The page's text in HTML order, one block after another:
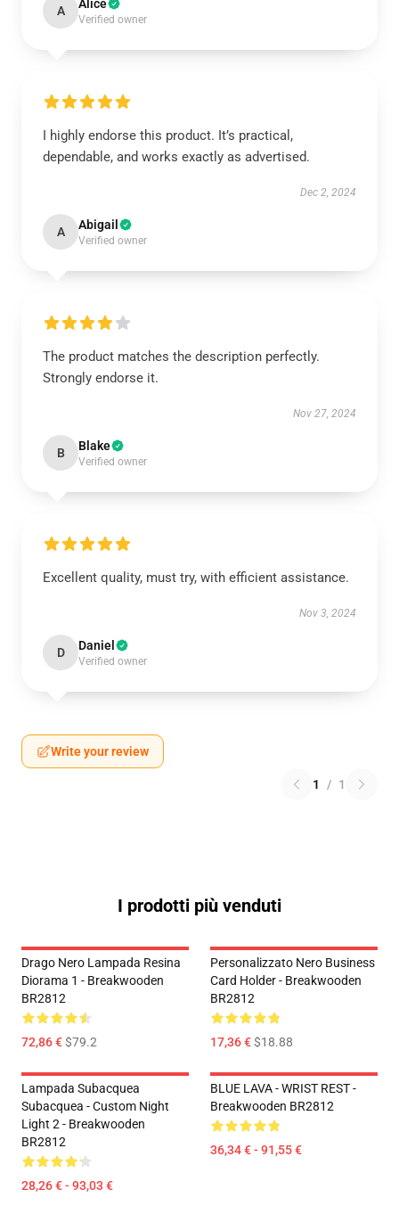
A Alice
Verified owner
I highly endorse this product. It’s practical,
dependable, and works exactly as advertised.
Dec 2, 2024
A Abigail
Verified owner
The product matches the description perfectly.
Strongly endorse it.
Nov 27, 2024
B Blake
Verified owner
Excellent quality, must try, with efficient assistance.
Nov 3, 2024
D Daniel
Verified owner
Write your review
1 / 1
I prodotti più venduti
Drago Nero Lampada Resina
Diorama 1 - Breakwooden
BR2812
72,86 €$79.2
Personalizzato Nero Business
Card Holder - Breakwooden
BR2812
17,36 €$18.88
Lampada Subacquea
Subacquea - Custom Night
Light 2 - Breakwooden
BR2812
28,26 € - 93,03 €
BLUE LAVA - WRIST REST -
Breakwooden BR2812
36,34 € - 91,55 €